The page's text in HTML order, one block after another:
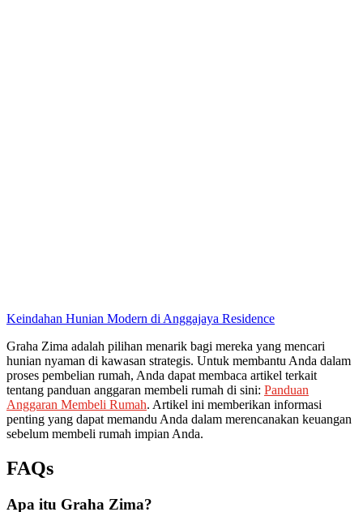
Keindahan Hunian Modern di Anggajaya Residence
Graha Zima adalah pilihan menarik bagi mereka yang mencari
hunian nyaman di kawasan strategis. Untuk membantu Anda dalam
proses pembelian rumah, Anda dapat membaca artikel terkait
tentang panduan anggaran membeli rumah di sini: Panduan
Anggaran Membeli Rumah. Artikel ini memberikan informasi
penting yang dapat memandu Anda dalam merencanakan keuangan
sebelum membeli rumah impian Anda.
FAQs
Apa itu Graha Zima?